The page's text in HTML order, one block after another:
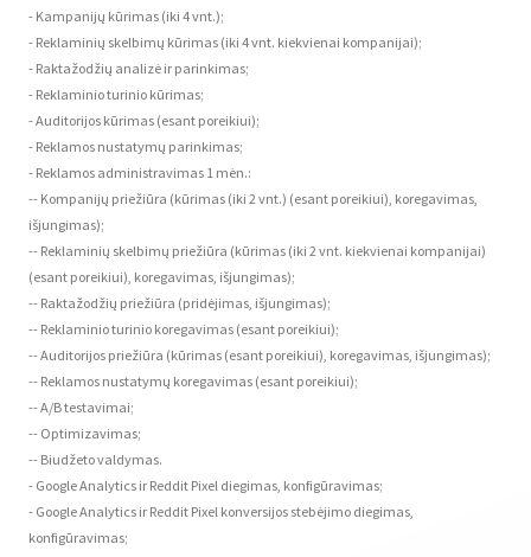
- Kampanijų kūrimas (iki 4 vnt.);
- Reklaminių skelbimų kūrimas (iki 4 vnt. kiekvienai kompanijai);
- Raktažodžių analizė ir parinkimas;
- Reklaminio turinio kūrimas;
- Auditorijos kūrimas (esant poreikiui);
- Reklamos nustatymų parinkimas;
- Reklamos administravimas 1 mėn.:
-- Kompanijų priežiūra (kūrimas (iki 2 vnt.) (esant poreikiui), koregavimas,
išjungimas);
-- Reklaminių skelbimų priežiūra (kūrimas (iki 2 vnt. kiekvienai kompanijai)
(esant poreikiui), koregavimas, išjungimas);
-- Raktažodžių priežiūra (pridėjimas, išjungimas);
-- Reklaminio turinio koregavimas (esant poreikiui);
-- Auditorijos priežiūra (kūrimas (esant poreikiui), koregavimas, išjungimas);
-- Reklamos nustatymų koregavimas (esant poreikiui);
-- A/B testavimai;
-- Optimizavimas;
-- Biudžeto valdymas.
- Google Analytics ir Reddit Pixel diegimas, konfigūravimas;
- Google Analytics ir Reddit Pixel konversijos stebėjimo diegimas,
konfigūravimas;